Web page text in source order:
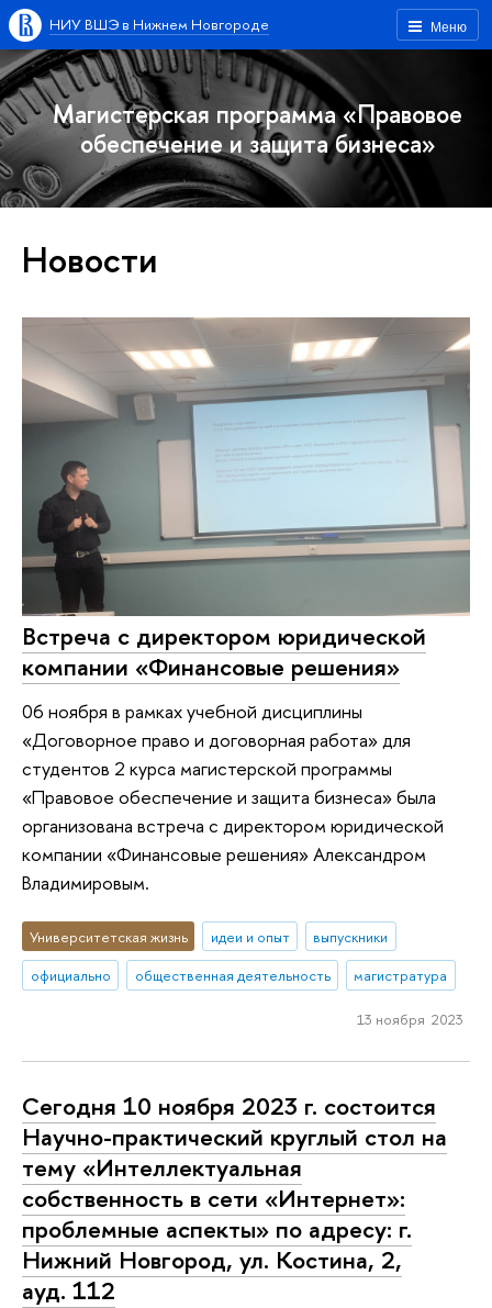
Меню
НИУ ВШЭ в Нижнем Новгороде
Магистерская программа «Правовое
обеспечение и защита бизнеса»
Новости
Встреча с директором юридической
компании «Финансовые решения»
06 ноября в рамках учебной дисциплины
«Договорное право и договорная работа» для
студентов 2 курса магистерской программы
«Правовое обеспечение и защита бизнеса» была
организована встреча с директором юридической
компании «Финансовые решения» Александром
Владимировым.
Университетская жизнь идеи и опыт
выпускники
официально
общественная деятельность магистратура
13 ноября 2023
Сегодня 10 ноября 2023 г. состоится
Научно-практический круглый стол на
тему «Интеллектуальная
собственность в сети «Интернет»:
проблемные аспекты» по адресу: г.
Нижний Новгород, ул. Костина, 2,
ауд. 112